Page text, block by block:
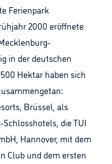
Ferienpark
2000 eröffnete
in der deutschen
Hektar haben sich
Brüssel, als
die TUI
Hannover, mit dem
Club und dem ersten